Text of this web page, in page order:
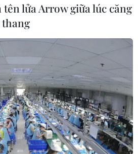
lửa Arrow giữa lúc căng
thang